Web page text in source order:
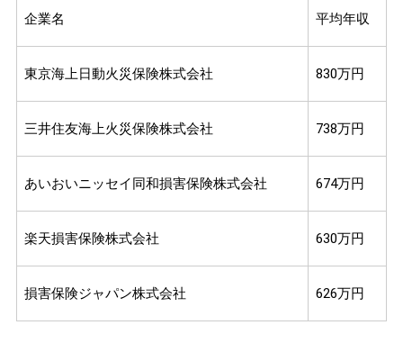
企業名 平均年収
東京海上日動火災保険株式会社 830万円
三井住友海上火災保険株式会社 738万円
あいおいニッセイ同和損害保険株式会社 674万円
楽天損害保険株式会社 630万円
損害保険ジャパン株式会社 626万円